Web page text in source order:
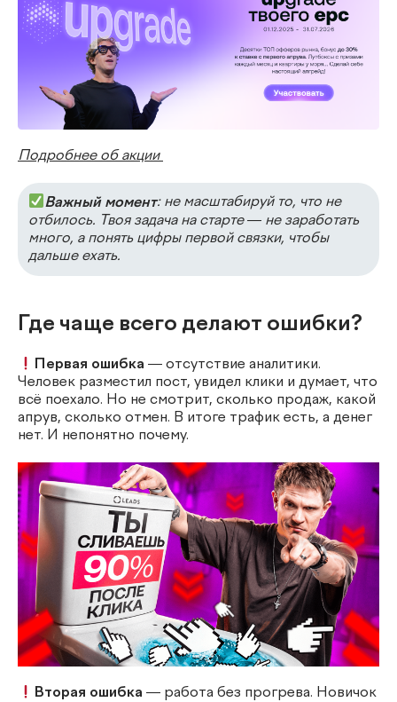
Подробнее об акции
Важный момент: не масштабируй то, что не
отбилось. Твоя задача на старте — не заработать
много, а понять цифры первой связки, чтобы
дальше ехать.
Где чаще всего делают ошибки?
Первая ошибка —отсутствие аналитики.
Человек разместил пост, увидел клики и думает, что
всё поехало. Но не смотрит, сколько продаж, какой
апрув, сколько отмен. В итоге трафик есть, а денег
нет. И непонятно почему.
Вторая ошибка — работа без прогрева. Новичок